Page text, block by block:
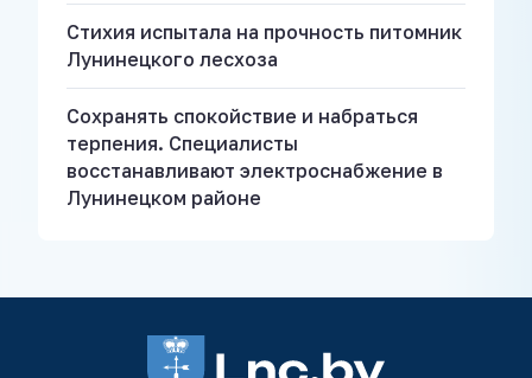
Стихия испытала на прочность питомник
Лунинецкого лесхоза
Сохранять спокойствие и набраться
терпения. Специалисты
восстанавливают электроснабжение в
Лунинецком районе